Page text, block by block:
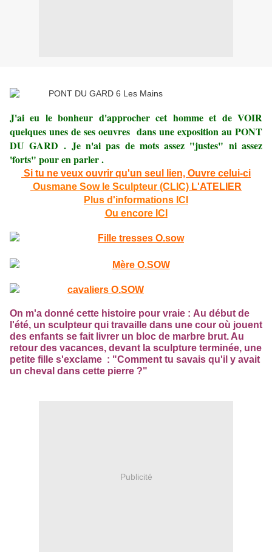
J'ai eu le bonheur d'approcher cet homme et de VOIR
quelques unes de ses oeuvres dans une exposition au PONT
DU GARD . Je n'ai pas de motsassez "justes" ni assez
'forts" pour en parler .
Si tu ne veux ouvrir qu'un seul lien, Ouvre celui-ci
Ousmane Sow le Sculpteur (CLIC) L'ATELIER
Plus d'informations ICI
Ou encore ICI
On m'a donné cette histoire pour vraie : Au début de
l'été, un sculpteur qui travaille dans une cour où jouent
des enfants se fait livrer un bloc de marbre brut. Au
retour des vacances, devant la sculpture terminée, une
petite fille s'exclame : "Comment tu savais qu'il y avait
un cheval dans cette pierre ?"
Publicité